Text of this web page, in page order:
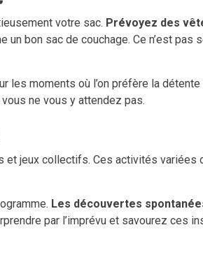
votre sac. Prévoyez des
bon sac de couchage. Ce n’est
moments où l’on préfère la détente
ne vous y attendez pas.
et jeux collectifs. Ces activités
Les découvertes
par l’imprévu et savourez ces